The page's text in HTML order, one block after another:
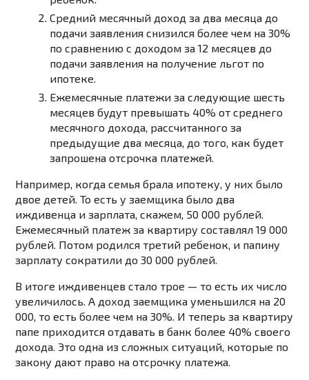
Средний месячный доход за два месяца до
подачи заявления снизился более чем на 30%
по сравнению с доходом за 12 месяцев до
подачи заявления на получение льгот по
ипотеке.
Ежемесячные платежи за следующие шесть
месяцев будут превышать 40% от среднего
месячного дохода, рассчитанного за
предыдущие два месяца, до того, как будет
запрошена отсрочка платежей.
Например, когда семья брала ипотеку, у них было
двое детей. То есть у заемщика было два
иждивенца и зарплата, скажем, 50 000 рублей.
Ежемесячный платеж за квартиру составлял 19 000
рублей. Потом родился третий ребенок, и папину
зарплату сократили до 30 000 рублей.
В итоге иждивенцев стало трое — то есть их число
увеличилось. А доход заемщика уменьшился на 20
000, то есть более чем на 30%. И теперь за квартиру
папе приходится отдавать в банк более 40% своего
дохода. Это одна из сложных ситуаций, которые по
закону дают право на отсрочку платежа.